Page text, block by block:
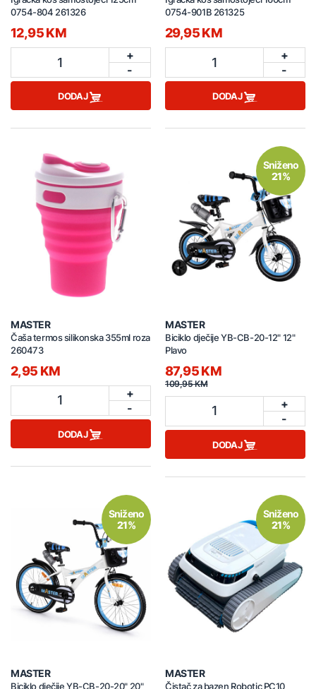
0754-804 261326
12,95 KM
1
+
-
DODAJ
0754-901B 261325
29,95 KM
1
+
-
DODAJ
MASTER
Čaša termos silikonska 355ml roza
260473
2,95 KM
1
+
-
DODAJ
Sniženo
21%
MASTER
Biciklo dječije YB-CB-20-12" 12"
Plavo
87,95 KM
109,95 KM
1
+
-
DODAJ
Sniženo
21%
MASTER
Biciklo dječije YB-CB-20-20" 20"
Sniženo
21%
MASTER
Čistač za bazen Robotic PC10